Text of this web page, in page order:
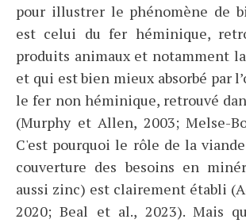
pour illustrer le phénomène de
est celui du fer héminique,
produits animaux et notamment
et qui est bien mieux absorbé par
le fer non héminique, retrouvé
(Murphy et Allen, 2003; Melse-
C'est pourquoi le rôle de la
couverture des besoins en
aussi zinc) est clairement établi
2020; Beal et al., 2023). Mais